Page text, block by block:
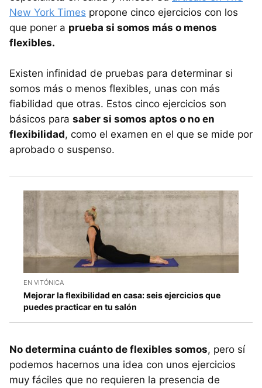
New York Times propone cinco ejercicios con los
que poner a prueba si somos más o menos
flexibles.
Existen infinidad de pruebas para determinar si
somos más o menos flexibles, unas con más
fiabilidad que otras. Estos cinco ejercicios son
básicos para saber si somos aptos o no en
flexibilidad, como el examen en el que se mide por
aprobado o suspenso.
EN VITÓNICA
Mejorar la flexibilidad en casa: seis ejercicios que
puedes practicar en tu salón
No determina cuánto de flexibles somos, pero sí
podemos hacernos una idea con unos ejercicios
muy fáciles que no requieren la presencia de